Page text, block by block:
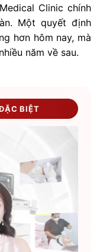
Clinic chính
Một quyết định
hơn hôm nay, mà
năm về sau.
BIỆT